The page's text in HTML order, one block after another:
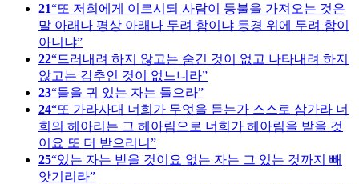
21
또 저희에게 이르시되 사람이 등불을 가져오는 것은
말 아래나 평상 아래나 두려 함이냐 등경 위에 두려 함이
아니냐
22 드러내려 하지 않고는 숨긴 것이 없고 나타내려 하지
않고는 감추인 것이 없느니라
23 들을 귀 있는 자는 들으라
24 또 가라사대 너희가 무엇을 듣는가 스스로 삼가라 너
희의 헤아리는 그 헤아림으로 너희가 헤아림을 받을 것
이요 또 더 받으리니
25 있는 자는 받을 것이요 없는 자는 그 있는 것까지 빼
앗기리라